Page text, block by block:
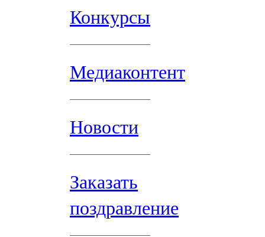
Конкурсы
Медиаконтент
Новости
Заказать
поздравление